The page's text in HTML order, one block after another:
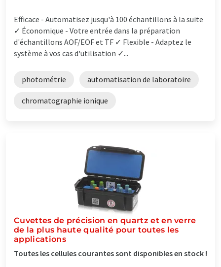
Efficace - Automatisez jusqu'à 100 échantillons à la suite
✓ Économique - Votre entrée dans la préparation
d'échantillons AOF/EOF et TF ✓ Flexible - Adaptez le
système à vos cas d'utilisation ✓...
photométrie automatisation de laboratoire
chromatographie ionique
Cuvettes de précision en quartz et en verre
de la plus haute qualité pour toutes les
applications
Toutes les cellules courantes sont disponibles en stock !